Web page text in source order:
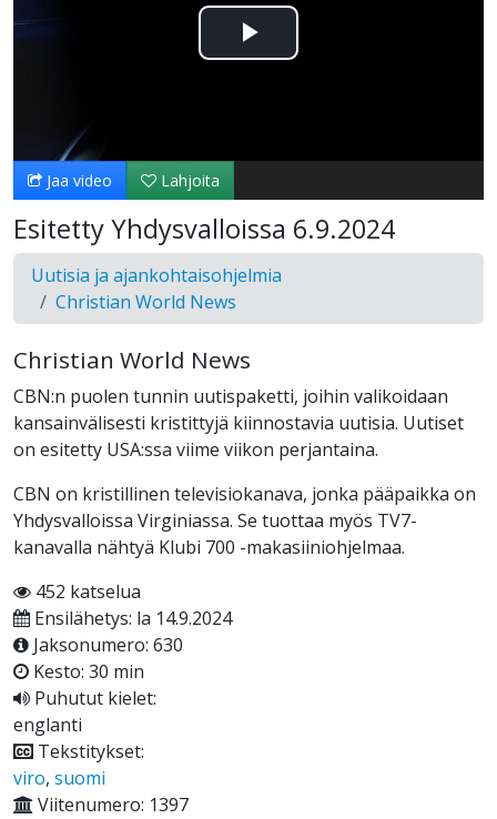
Toista
Jaa video Lahjoita
Esitetty Yhdysvalloissa 6.9.2024
Uutisia ja ajankohtaisohjelmia
Christian World News
Christian World News
CBN:n puolen tunnin uutispaketti, joihin valikoidaan
kansainvälisesti kristittyjä kiinnostavia uutisia. Uutiset
on esitetty USA:ssa viime viikon perjantaina.
CBN on kristillinen televisiokanava, jonka pääpaikka on
Yhdysvalloissa Virginiassa. Se tuottaa myös TV7-
kanavalla nähtyä Klubi 700 -makasiiniohjelmaa.
452 katselua
Ensilähetys: la 14.9.2024
Jaksonumero: 630
Kesto: 30 min
Puhutut kielet:
englanti
Tekstitykset:
viro, suomi
Viitenumero: 1397